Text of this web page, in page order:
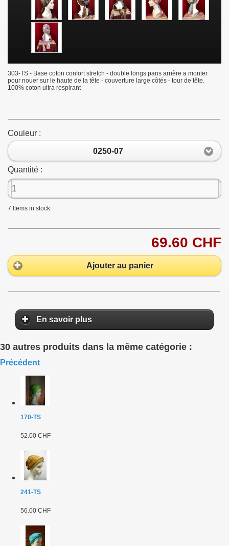
303-TS - Base coton confort stretch - double longs pans arrière a monter
pour nouer sur le haute de la tête - couverture large côtés - tour de tête.
100% coton ultra respirant
Couleur :
0250-07
Quantité :
7 Items in stock
69.60 CHF
Ajouter au panier
En savoir plus
30 autres produits dans la même catégorie :
Précédent
170-TS
52.00 CHF
241-TS
56.00 CHF